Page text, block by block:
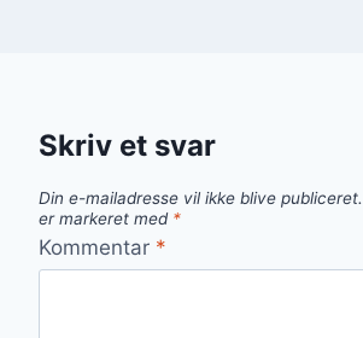
Skriv et svar
Din e-mailadresse vil ikke blive publiceret.
er markeret med *
Kommentar *